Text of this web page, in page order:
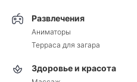
Развлечения
Аниматоры
Терраса для загара
Здоровье и красота